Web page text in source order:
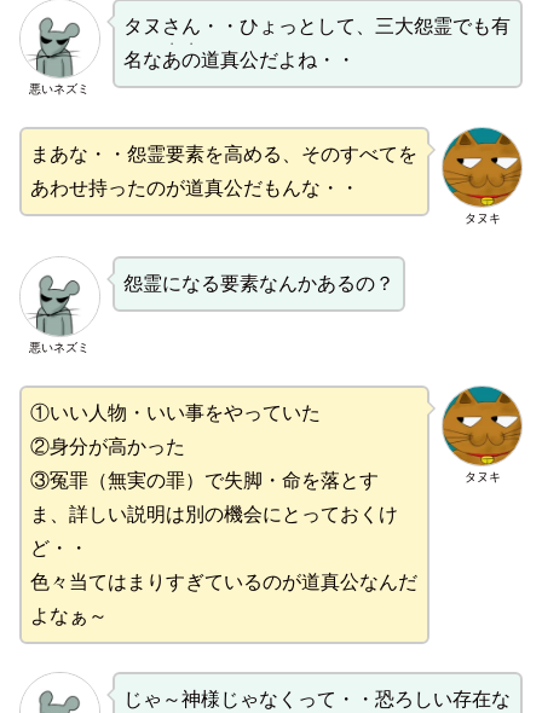
悪いネズミ
タヌさん・・ひょっとして、三大怨霊でも有
名なあの
・・
道真公だよね・・
タヌキ
まあな・・怨霊要素を高める、そのすべてを
あわせ持ったのが道真公だもんな・・
悪いネズミ
怨霊になる要素なんかあるの？
タヌキ
①いい人物・いい事をやっていた
②身分が高かった
③冤罪（無実の罪）で失脚・命を落とす
ま、詳しい説明は別の機会にとっておくけ
ど・・
色々当てはまりすぎているのが道真公なんだ
よなぁ～
じゃ～神様じゃなくって・・恐ろしい存在な